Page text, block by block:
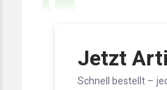
Jetzt
Schnell bestellt –